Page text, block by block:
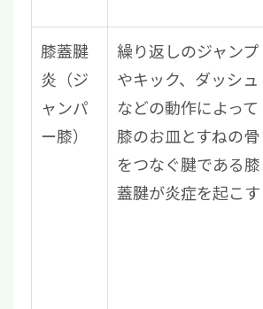
膝蓋腱
炎（ジ
ャンパ
ー膝）
繰り返しのジャンプ
やキック、ダッシュ
などの動作によって
膝のお皿とすねの骨
をつなぐ腱である膝
蓋腱が炎症を起こす